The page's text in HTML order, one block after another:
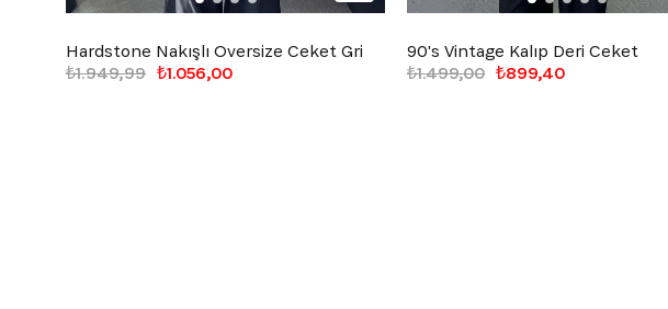
Hardstone Nakışlı Oversize Ceket Gri
₺1.056,00
₺1.949,99
90's Vintage Kalıp Deri Ceket
₺899,40
₺1.499,00